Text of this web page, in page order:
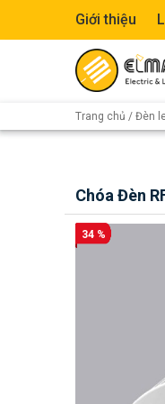
Giới thiệu
Trang chủ / Đèn
Chóa Đèn
34 %